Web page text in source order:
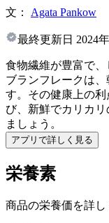
文： Agata Pankow
最終更新日 2024
食物繊維が豊富で
ブランフレークは
す。その健康上の
び、新鮮でカリカ
ましょう。
アプリで詳しく見る
栄養素
商品の栄養価を詳し